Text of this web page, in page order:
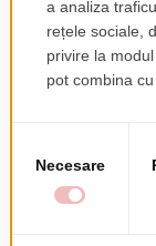
Recepții și baruri
Industria HoReCa
clientului joacă un rol